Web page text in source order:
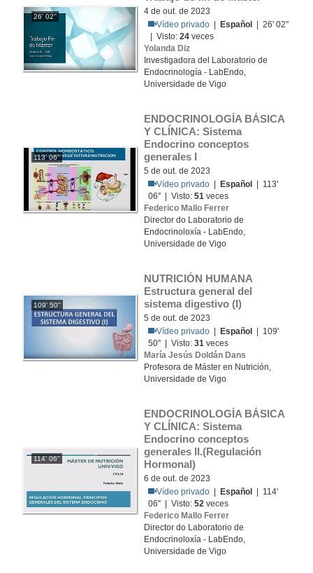
26' 02''
4 de out. de 2023
Vídeo privado
Español
| 26' 02''
| Visto:24 veces
Yolanda Diz
Investigadora del Laboratorio de
Endocrinología - LabEndo,
Universidade de Vigo
113' 06''
ENDOCRINOLOGÍA BÁSICA
Y CLÍNICA: Sistema
Endocrino conceptos
generales I
5 de out. de 2023
Vídeo privado
Español
| 113'
06'' | Visto:51 veces
Federico Mallo Ferrer
Director do Laboratorio de
Endocrinoloxía - LabEndo,
Universidade de Vigo
109' 50''
NUTRICIÓN HUMANA
Estructura general del
sistema digestivo (I)
5 de out. de 2023
Vídeo privado
Español
| 109'
50'' | Visto:31 veces
María Jesús Doldán Dans
Profesora de Máster en Nutrición,
Universidade de Vigo
114' 06''
ENDOCRINOLOGÍA BÁSICA
Y CLÍNICA: Sistema
Endocrino conceptos
generales II.(Regulación
Hormonal)
6 de out. de 2023
Vídeo privado
Español
| 114'
06'' | Visto:52 veces
Federico Mallo Ferrer
Director do Laboratorio de
Endocrinoloxía - LabEndo,
Universidade de Vigo